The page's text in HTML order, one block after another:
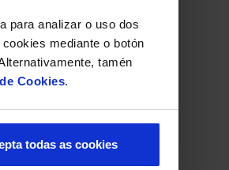
para analizar o uso dos
mediante o botón
tamén
Cookies.
todas as cookies
a una
posibles
a un